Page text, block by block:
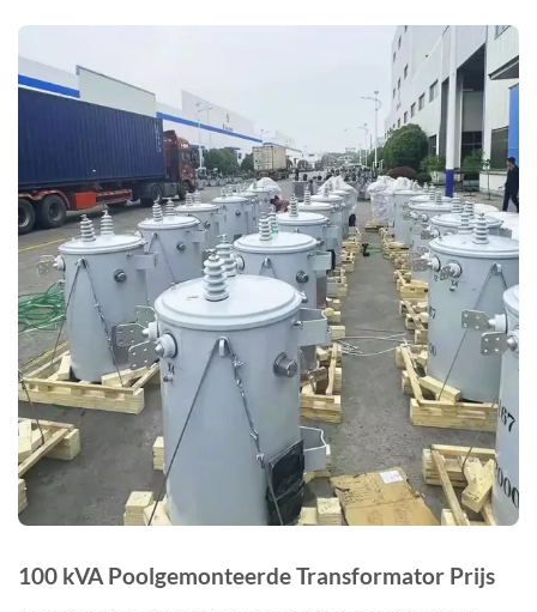
100 kVA Poolgemonteerde Transformator Prijs